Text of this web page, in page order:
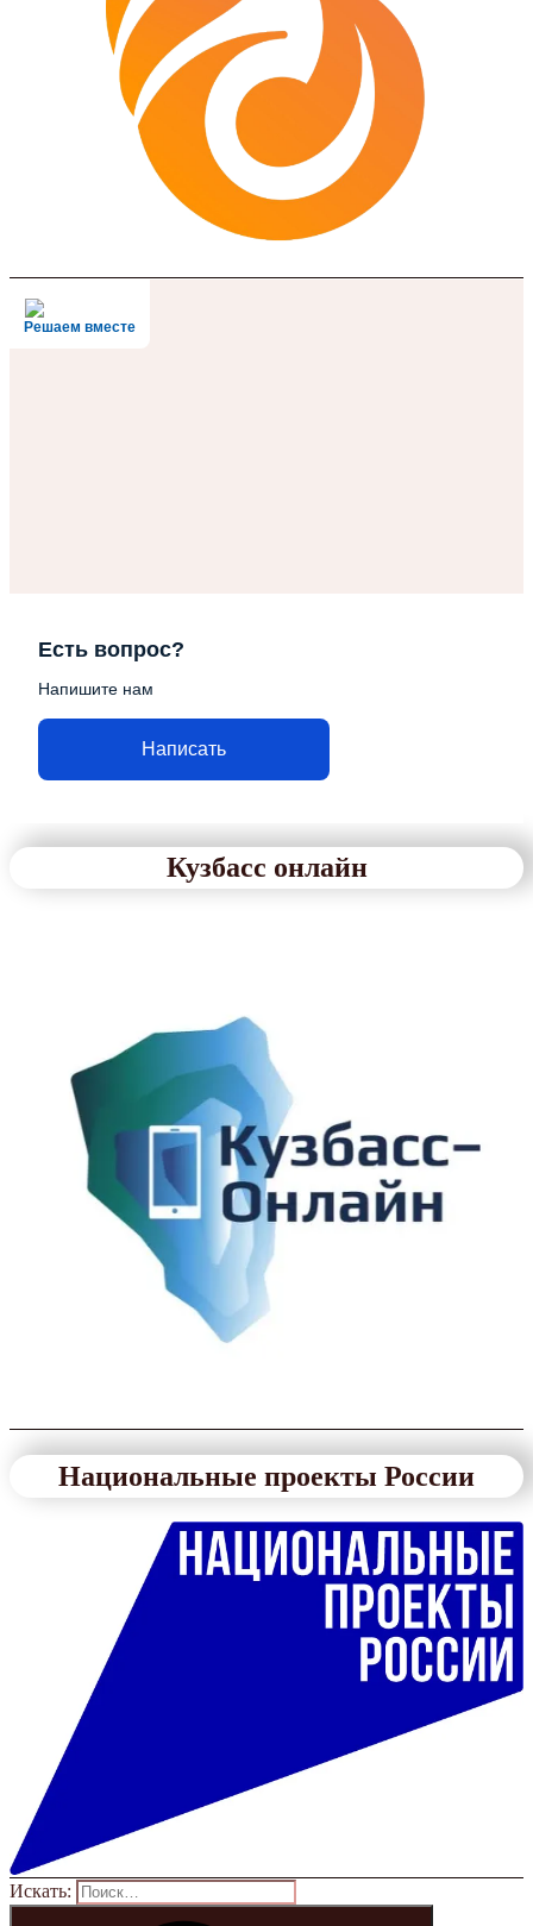
Решаем вместе
Есть вопрос?
Напишите нам
Написать
Кузбасс онлайн
Национальные проекты России
Искать: